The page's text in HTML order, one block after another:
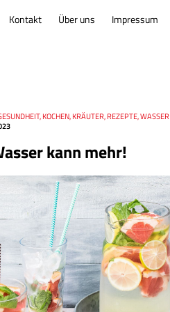
kann mehr!
KOCHEN, KRÄUTER, REZEPTE, WASSER
Kontakt Über uns Impressum